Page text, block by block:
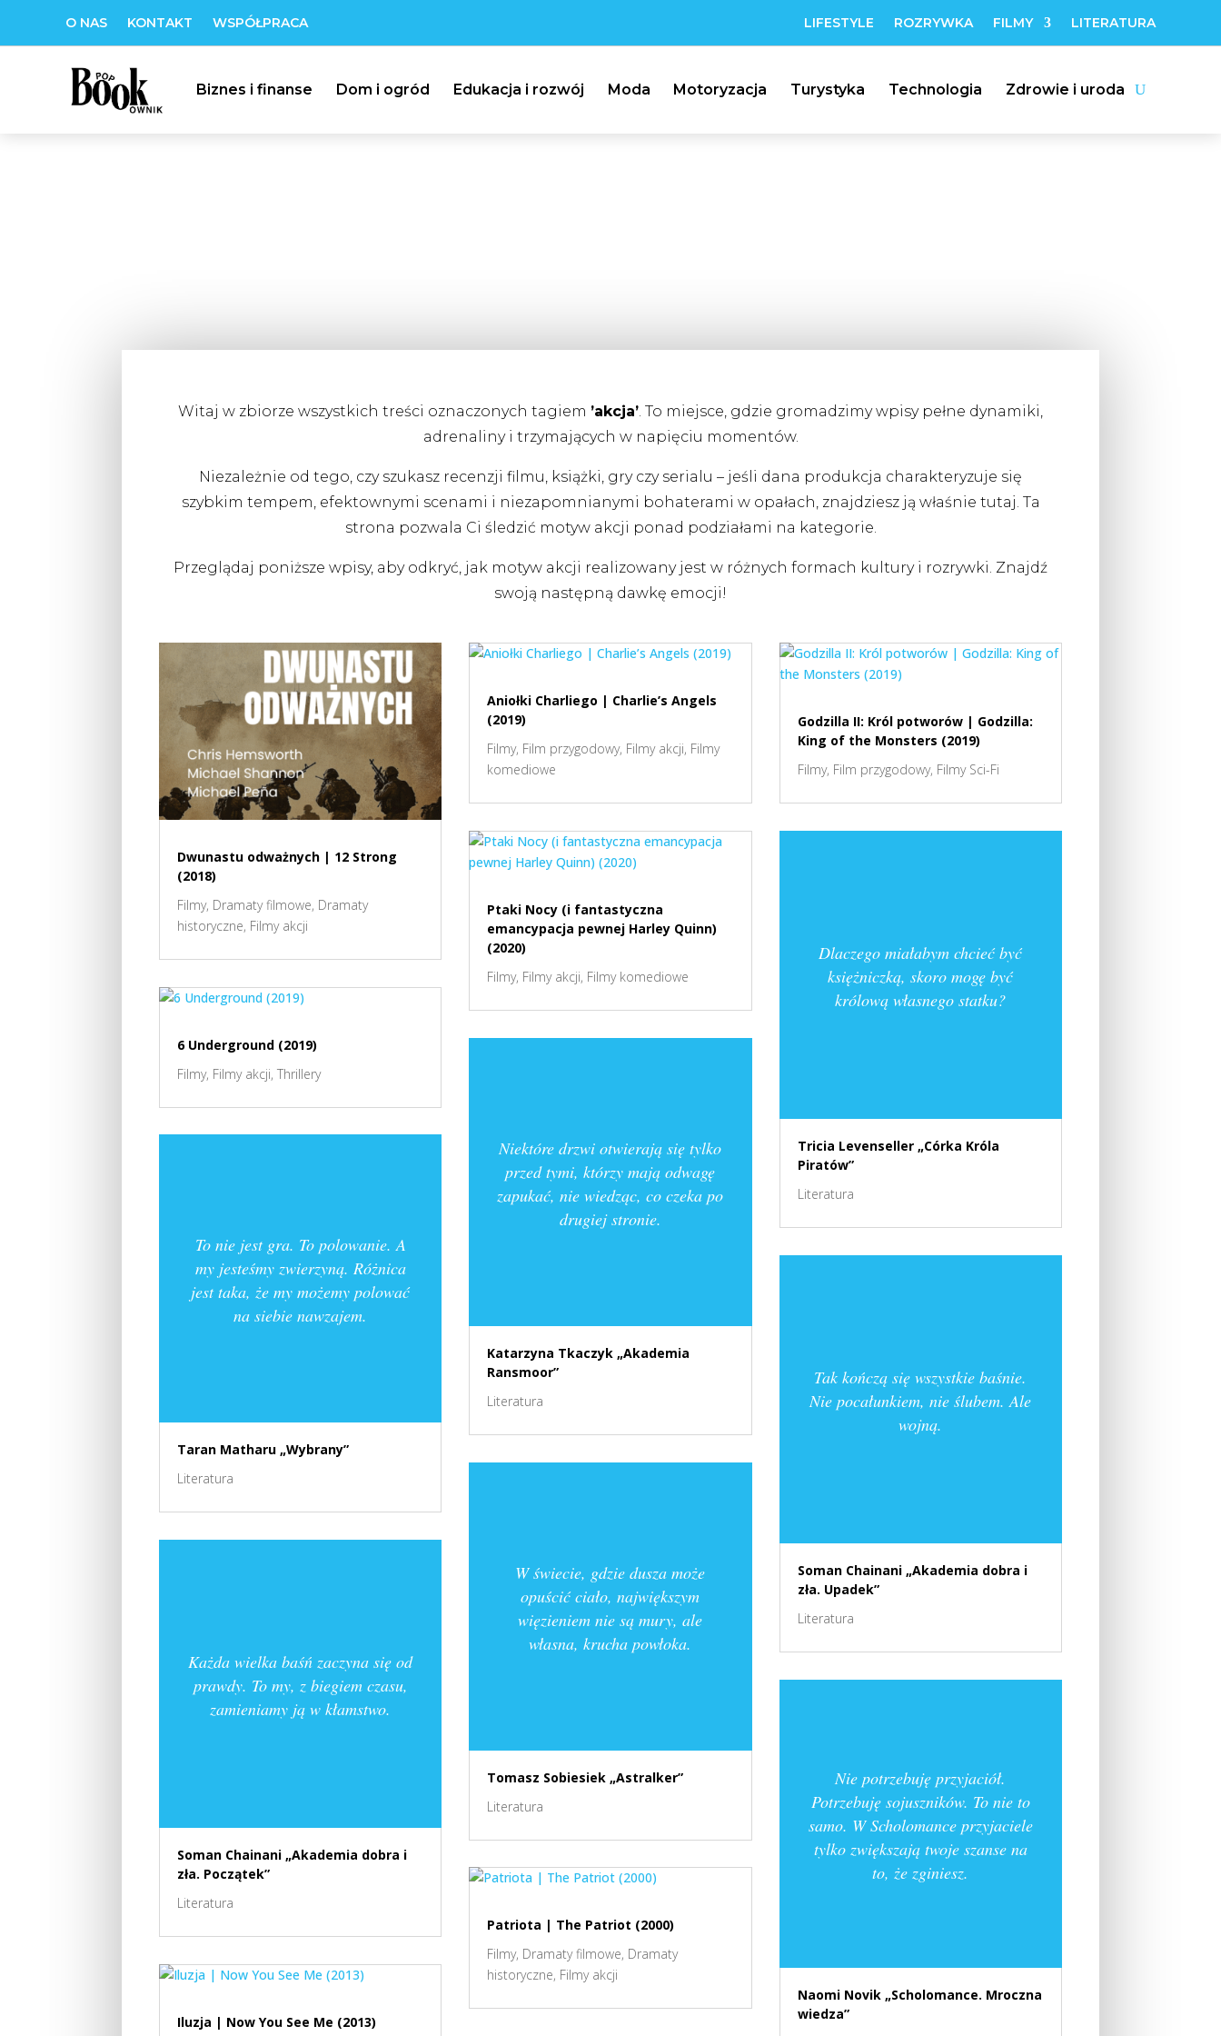
O NAS KONTAKT WSPÓŁPRACA LIFESTYLE ROZRYWKA FILMY LITERATURA
Biznes i finanse Dom i ogród Edukacja i rozwój Moda Motoryzacja Turystyka Technologia Zdrowie i uroda
Witaj w zbiorze wszystkich treści oznaczonych tagiem ’akcja’ . To miejsce, gdzie gromadzimy wpisy pełne dynamiki,
adrenaliny i trzymających w napięciu momentów.
Niezależnie od tego, czy szukasz recenzji filmu, książki, gry czy serialu – jeśli dana produkcja charakteryzuje się
szybkim tempem, efektownymi scenami i niezapomnianymi bohaterami w opałach, znajdziesz ją właśnie tutaj. Ta
strona pozwala Ci śledzić motyw akcji ponad podziałami na kategorie.
Przeglądaj poniższe wpisy, aby odkryć, jak motyw akcji realizowany jest w różnych formach kultury i rozrywki. Znajdź
swoją następną dawkę emocji!
Dwunastu odważnych | 12 Strong
(2018)
Filmy, Dramaty filmowe, Dramaty
historyczne, Filmy akcji
6 Underground (2019)
Filmy, Filmy akcji, Thrillery
To nie jest gra. To polowanie. A
my jesteśmy zwierzyną. Różnica
jest taka, że my możemy polować
na siebie nawzajem.
Taran Matharu „Wybrany”
Literatura
Każda wielka baśń zaczyna się od
prawdy. To my, z biegiem czasu,
zamieniamy ją w kłamstwo.
Soman Chainani „Akademia dobra i
zła. Początek”
Literatura
Iluzja | Now You See Me (2013)
Aniołki Charliego | Charlie’s Angels
(2019)
Filmy, Film przygodowy, Filmy akcji, Filmy
komediowe
Ptaki Nocy (i fantastyczna
emancypacja pewnej Harley Quinn)
(2020)
Filmy, Filmy akcji, Filmy komediowe
Niektóre drzwi otwierają się tylko
przed tymi, którzy mają odwagę
zapukać, nie wiedząc, co czeka po
drugiej stronie.
Katarzyna Tkaczyk „Akademia
Ransmoor”
Literatura
W świecie, gdzie dusza może
opuścić ciało, największym
więzieniem nie są mury, ale
własna, krucha powłoka.
Tomasz Sobiesiek „Astralker”
Literatura
Patriota | The Patriot (2000)
Filmy, Dramaty filmowe, Dramaty
historyczne, Filmy akcji
Godzilla II: Król potworów | Godzilla:
King of the Monsters (2019)
Filmy, Film przygodowy, Filmy Sci-Fi
Dlaczego miałabym chcieć być
księżniczką, skoro mogę być
królową własnego statku?
Tricia Levenseller „Córka Króla
Piratów”
Literatura
Tak kończą się wszystkie baśnie.
Nie pocałunkiem, nie ślubem. Ale
wojną.
Soman Chainani „Akademia dobra i
zła. Upadek”
Literatura
Nie potrzebuję przyjaciół.
Potrzebuję sojuszników. To nie to
samo. W Scholomance przyjaciele
tylko zwiększają twoje szanse na
to, że zginiesz.
Naomi Novik „Scholomance. Mroczna
wiedza”